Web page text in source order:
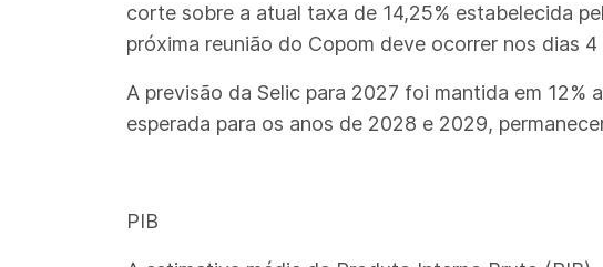
corte sobre a atual taxa de 14,25% estabelecida
próxima reunião do Copom deve ocorrer nos dias
A previsão da Selic para 2027 foi mantida em
esperada para os anos de 2028 e 2029,
PIB